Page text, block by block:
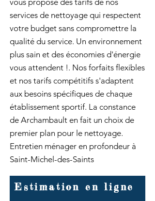
vous propose des tarifs de nos
services de nettoyage qui respectent
votre budget sans compromettre la
qualité du service. Un environnement
plus sain et des économies d'énergie
vous attendent !. Nos forfaits flexibles
et nos tarifs compétitifs s'adaptent
aux besoins spécifiques de chaque
établissement sportif. La constance
de Archambault en fait un choix de
premier plan pour le nettoyage.
Entretien ménager en profondeur à
Saint-Michel-des-Saints
Estimation en ligne